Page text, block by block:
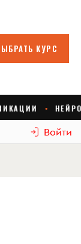
Войти